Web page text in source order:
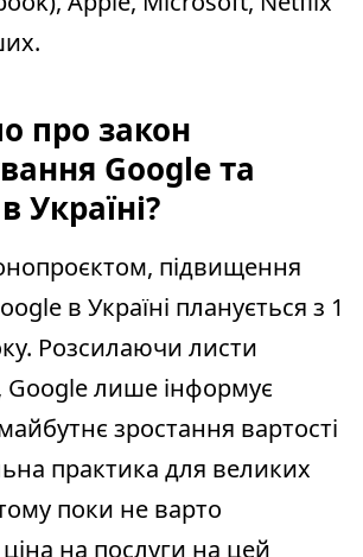
про закон
Google та
Україні?
підвищення
в Україні планується з 1
Розсилаючи листи
Google лише інформує
зростання вартості
практика для великих
поки не варто
на послуги на цей